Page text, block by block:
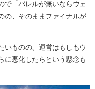
で「バレルが無いならウェ
の、そのままファイナルが
いものの、運営はもしもウ
に悪化したらという懸念も